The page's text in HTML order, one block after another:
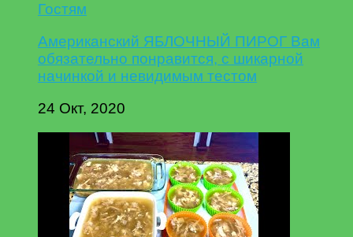
Гостям
Американский ЯБЛОЧНЫЙ ПИРОГ Вам
обязательно понравится, с шикарной
начинкой и невидимым тестом
24 Окт, 2020